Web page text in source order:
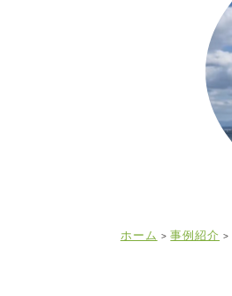
ホーム >事例紹介 >